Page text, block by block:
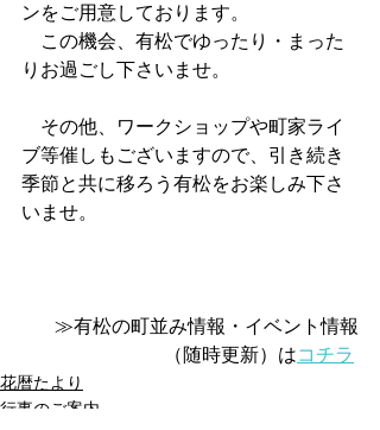
ンをご用意しております。
この機会、有松でゆったり・まった
りお過ごし下さいませ。
その他、ワークショップや町家ライ
ブ等催しもございますので、引き続き
季節と共に移ろう有松をお楽しみ下さ
いませ。
≫有松の町並み情報・イベント情報
（随時更新）はコチラ
花暦たより
行事のご案内